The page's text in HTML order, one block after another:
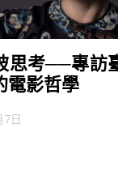
思考──專訪
電影哲學
7日